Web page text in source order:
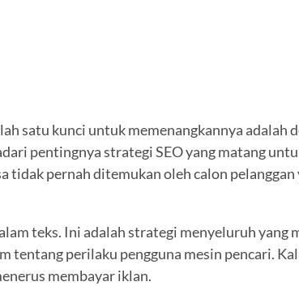
satu kunci untuk memenangkannya
pentingnya strategi SEO yang matang
tidak pernah ditemukan oleh calon
teks. Ini adalah strategi menyeluruh
tentang perilaku pengguna mesin pencari.
membayar iklan.